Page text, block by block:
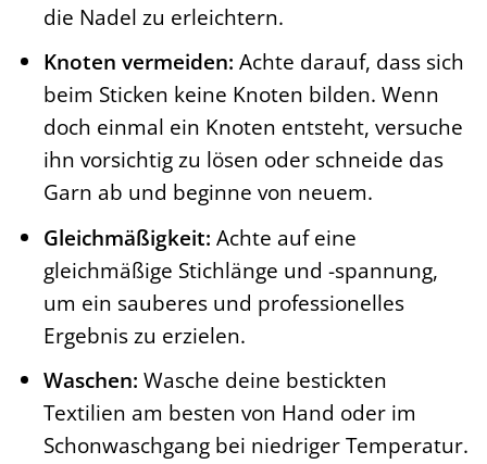
die Nadel zu erleichtern.
Knoten vermeiden: Achte darauf, dass sich
beim Sticken keine Knoten bilden. Wenn
doch einmal ein Knoten entsteht, versuche
ihn vorsichtig zu lösen oder schneide das
Garn ab und beginne von neuem.
Gleichmäßigkeit: Achte auf eine
gleichmäßige Stichlänge und -spannung,
um ein sauberes und professionelles
Ergebnis zu erzielen.
Waschen: Wasche deine bestickten
Textilien am besten von Hand oder im
Schonwaschgang bei niedriger Temperatur.